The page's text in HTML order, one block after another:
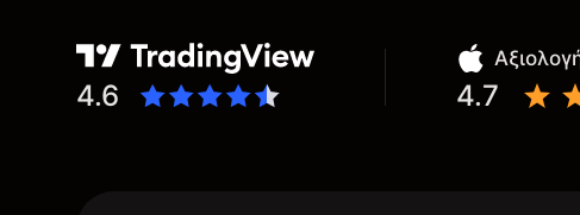
4.6 4.7